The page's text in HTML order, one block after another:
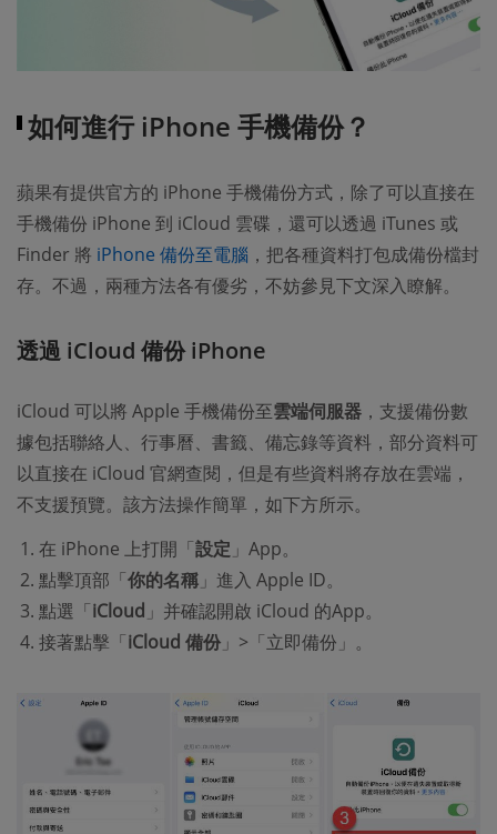
如何進行 iPhone 手機備份？
蘋果有提供官方的 iPhone 手機備份方式，除了可以直接在
手機備份 iPhone 到 iCloud 雲碟，還可以透過 iTunes 或
Finder 將 iPhone 備份至電腦 ，把各種資料打包成備份檔封
存。不過，兩種方法各有優劣，不妨參見下文深入瞭解。
透過 iCloud 備份 iPhone
iCloud 可以將 Apple 手機備份至雲端伺服器 ，支援備份數
據包括聯絡人、行事曆、書籤、備忘錄等資料，部分資料可
以直接在 iCloud 官網查閱，但是有些資料將存放在雲端，
不支援預覽。該方法操作簡單，如下方所示。
在 iPhone 上打開「設定 」App。
點擊頂部「你的名稱 」進入 Apple ID。
點選「iCloud 」并確認開啟 iCloud 的App。
接著點擊「iCloud 備份 」>「立即備份」。